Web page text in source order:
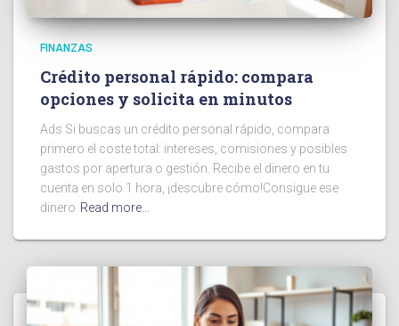
FINANZAS
Crédito personal rápido: compara
opciones y solicita en minutos
Ads Si buscas un crédito personal rápido, compara
primero el coste total: intereses, comisiones y posibles
gastos por apertura o gestión. Recibe el dinero en tu
cuenta en solo 1 hora, ¡descubre cómo!Consigue ese
dinero Read more…